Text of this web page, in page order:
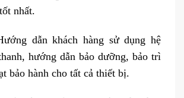
nhất.
dẫn khách hàng sử dụng hệ
hướng dẫn bảo dưỡng, bảo trì
bảo hành cho tất cả thiết bị.